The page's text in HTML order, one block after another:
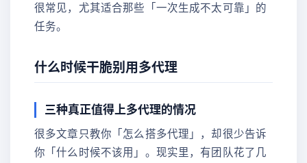
很常见，尤其适合那些「一次生成不太可靠」的
任务。
什么时候干脆别用多代理
三种真正值得上多代理的情况
很多文章只教你「怎么搭多代理」，却很少告诉
你「什么时候不该用」。现实里，有团队花了几